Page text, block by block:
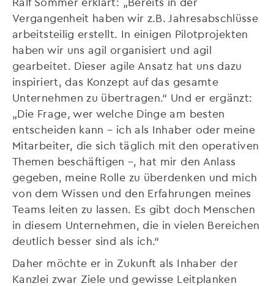
Vergangenheit haben wir z.B. Jahresabschlüsse
arbeitsteilig erstellt. In einigen Pilotprojekten
haben wir uns agil organisiert und agil
gearbeitet. Dieser agile Ansatz hat uns dazu
inspiriert, das Konzept auf das gesamte
Unternehmen zu übertragen.“ Und er ergänzt:
„Die Frage, wer welche Dinge am besten
entscheiden kann – ich als Inhaber oder meine
Mitarbeiter, die sich täglich mit den operativen
Themen beschäftigen –, hat mir den Anlass
gegeben, meine Rolle zu überdenken und mich
von dem Wissen und den Erfahrungen meines
Teams leiten zu lassen. Es gibt doch Menschen
in diesem Unternehmen, die in vielen Bereichen
deutlich besser sind als ich.“
Daher möchte er in Zukunft als Inhaber der
Kanzlei zwar Ziele und gewisse Leitplanken